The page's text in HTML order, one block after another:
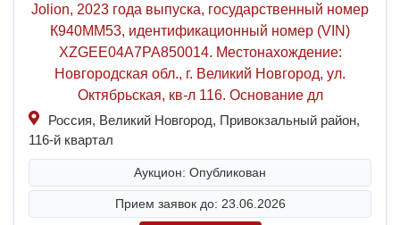
Jolion, 2023 года выпуска, государственный номер
К940ММ53, идентификационный номер (VIN)
XZGEE04A7PA850014. Местонахождение:
Новгородская обл., г. Великий Новгород, ул.
Октябрьская, кв-л 116. Основание дл
Россия, Великий Новгород, Привокзальный район,
116-й квартал
Аукцион: Опубликован
Прием заявок до: 23.06.2026